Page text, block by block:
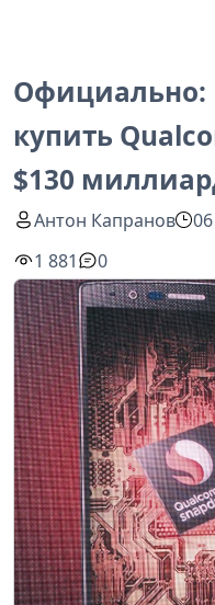
Официально:
купить
$130
Антон Капранов
1 881
0